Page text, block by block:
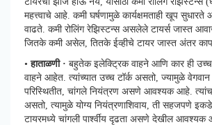
महत्त्वाचे आहे. कमी घर्षणामुळे कार्यक्षमताही खूप
वाढते. कमी रोलिंग रेझिस्टन्स असलेले टायर्स जास्त
जितके कमी असेल, तितके ईव्हीचे टायर जास्त अंतर
•हाताळणी · बहुतेक इलेक्ट्रिक वाहने आणि कार ही
वाहने आहेत. त्यांच्यात उच्च टॉर्क असतो, ज्यामुळे
परिस्थितीत, चांगले नियंत्रण असणे आवश्यक आहे.
असतो, त्यामुळे योग्य नियंत्रणाशिवाय, ती सहजपणे
टायरमध्ये चांगली पार्श्वीय दृढता असणे देखील